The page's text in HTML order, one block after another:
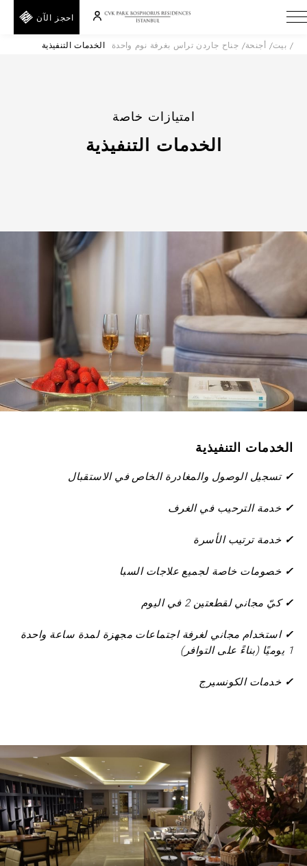
احجز الآن
رمز
الرقم
التسلسلي
للخصم
رمز
الشركة
حاضر
التحقق من صحة
بيت أجنحة جناح جاردن تراس بغرفة نوم واحدة الخدمات التنفيذية
امتيازات خاصة
الخدمات التنفيذية
الخدمات التنفيذية
✓تسجيل الوصول والمغادرة الخاص في الاستقبال
✓خدمة الترحيب في الغرف
✓خدمة ترتيب الأسرة
✓خصومات خاصة لجميع علاجات السبا
✓كيّ مجاني لقطعتين 2 في اليوم
✓ استخدام مجاني لغرفة اجتماعات مجهزة لمدة ساعة واحدة
1 يوميًا (بناءً على التوافر)
✓خدمات الكونسيرج